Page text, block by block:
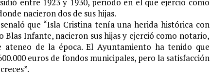
nacieron dos de sus hijas.
que “Isla Cristina tenía una herida histórica con
Infante, nacieron sus hijas y ejerció como notario,
de la época. El Ayuntamiento ha tenido que
euros de fondos municipales, pero la satisfacción